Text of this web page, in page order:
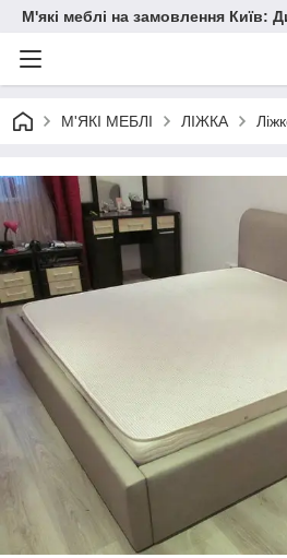
М'які меблі на замовлення Київ:
М'ЯКІ МЕБЛІ ЛІЖКА